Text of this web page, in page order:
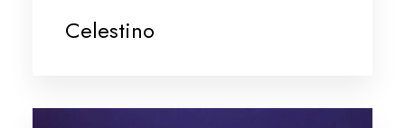
Celestino